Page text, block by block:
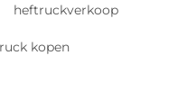
heftruckverkoop
kopen